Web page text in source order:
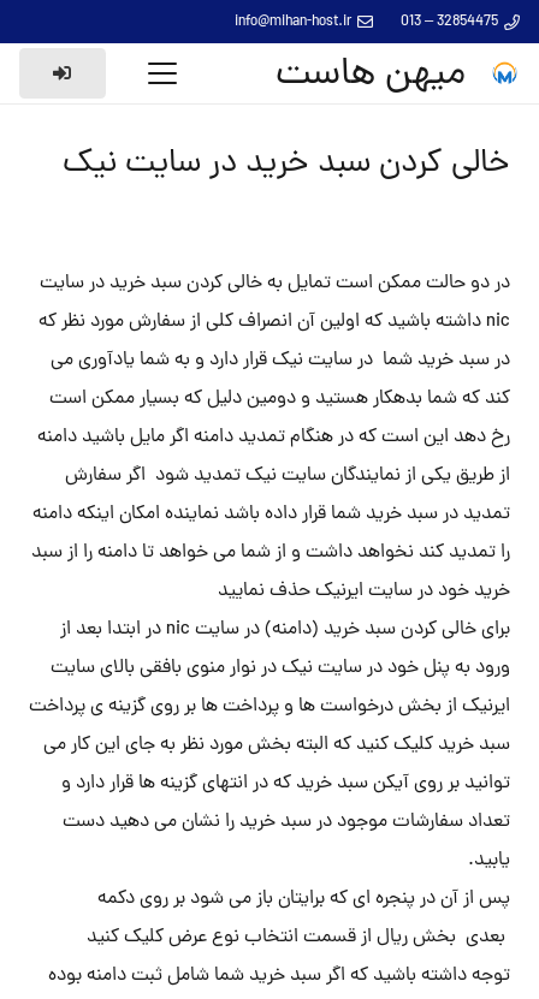
32854475 – 013
info@mihan-host.ir
میهن هاست
خالی کردن سبد خرید در سایت نیک
در دو حالت ممکن است تمایل به خالی کردن سبد خرید در سایت
nic داشته باشید که اولین آن انصراف کلی از سفارش مورد نظر که
در سبد خرید شما در سایت نیک قرار دارد و به شما یادآوری می
کند که شما بدهکار هستید و دومین دلیل که بسیار ممکن است
رخ دهد این است که در هنگام تمدید دامنه اگر مایل باشید دامنه
از طریق یکی از نمایندگان سایت نیک تمدید شود اگر سفارش
تمدید در سبد خرید شما قرار داده باشد نماینده امکان اینکه دامنه
را تمدید کند نخواهد داشت و از شما می خواهد تا دامنه را از سبد
خرید خود در سایت ایرنیک حذف نمایید
برای خالی کردن سبد خرید (دامنه) در سایت nic در ابتدا بعد از
ورود به پنل خود در سایت نیک در نوار منوی بافقی بالای سایت
ایرنیک از بخش درخواست ها و پرداخت ها بر روی گزینه ی پرداخت
سبد خرید کلیک کنید که البته بخش مورد نظر به جای این کار می
توانید بر روی آیکن سبد خرید که در انتهای گزینه ها قرار دارد و
تعداد سفارشات موجود در سبد خرید را نشان می دهید دست
یابید.
پس از آن در پنجره ای که برایتان باز می شود بر روی دکمه
بعدی بخش ریال از قسمت انتخاب نوع عرض کلیک کنید
توجه داشته باشید که اگر سبد خرید شما شامل ثبت دامنه بوده